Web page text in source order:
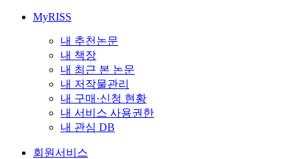
MyRISS
내 추천논문
내 책장
내 최근 본 논문
내 저작물관리
내 구매·신청 현황
내 서비스 사용권한
내 관심 DB
회원서비스